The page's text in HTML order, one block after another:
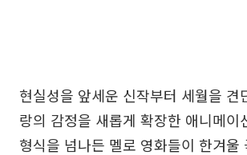
현실성을 앞세운 신작부터 세월을 견
랑의 감정을 새롭게 확장한 애니메이
형식을 넘나든 멜로 영화들이 한겨울